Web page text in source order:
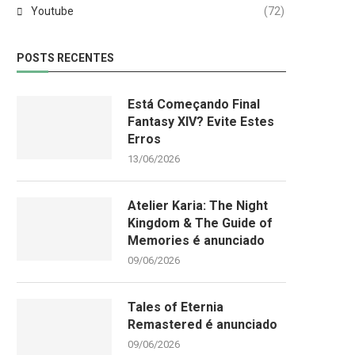
Youtube (72)
POSTS RECENTES
Está Começando Final
Fantasy XIV? Evite Estes
Erros
13/06/2026
Atelier Karia: The Night
Kingdom & The Guide of
Memories é anunciado
09/06/2026
Tales of Eternia
Remastered é anunciado
09/06/2026